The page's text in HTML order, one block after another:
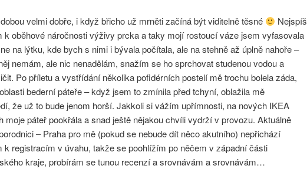
velmi dobře, i když břicho už mrněti začíná být viditelně těsné
Nejspíš
k oběhové náročnosti výživy prcka a taky mojí rostoucí váze jsem vyfasovala
na lýtku, kde bych s nimi i bývala počítala, ale na stehně až úplně nahoře –
nemám, ale nic nenadělám, snažím se ho sprchovat studenou vodou a
Po příletu a vystřídání několika pofidérních postelí mě trochu bolela záda,
bederní páteře – když jsem to zmínila před tchyní, oblažila mě
že už to bude jenom horší. Jakkoli si vážím upřímnosti, na nových IKEA
moje páteř pookřála a snad ještě nějakou chvíli vydrží v provozu. Aktuálně
– Praha pro mě (pokud se nebude dít něco akutního) nepřichází
k registracím v úvahu, takže se poohlížím po něčem v západní části
kraje, probírám se tunou recenzí a srovnávám a srovnávám…